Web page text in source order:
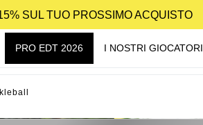
SUL TUO PROSSIMO ACQUISTO
PRO EDT 2026 I NOSTRI GIOCATORI